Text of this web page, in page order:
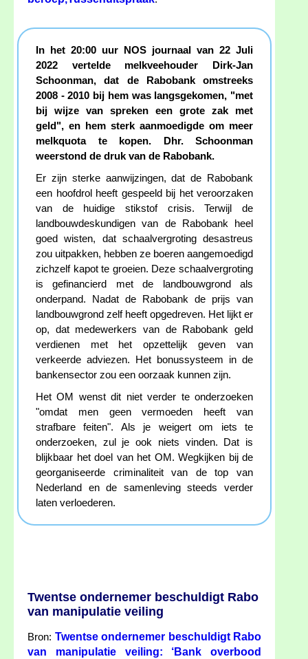
In het 20:00 uur NOS journaal van 22 Juli
2022 vertelde melkveehouder Dirk-Jan
Schoonman, dat de Rabobank omstreeks
2008 - 2010 bij hem was langsgekomen, "met
bij wijze van spreken een grote zak met
geld", en hem sterk aanmoedigde om meer
melkquota te kopen. Dhr. Schoonman
weerstond de druk van de Rabobank.
Er zijn sterke aanwijzingen, dat de Rabobank
een hoofdrol heeft gespeeld bij het veroorzaken
van de huidige stikstof crisis. Terwijl de
landbouwdeskundigen van de Rabobank heel
goed wisten, dat schaalvergroting desastreus
zou uitpakken, hebben ze boeren aangemoedigd
zichzelf kapot te groeien. Deze schaalvergroting
is gefinancierd met de landbouwgrond als
onderpand. Nadat de Rabobank de prijs van
landbouwgrond zelf heeft opgedreven. Het lijkt er
op, dat medewerkers van de Rabobank geld
verdienen met het opzettelijk geven van
verkeerde adviezen. Het bonussysteem in de
bankensector zou een oorzaak kunnen zijn.
Het OM wenst dit niet verder te onderzoeken
"omdat men geen vermoeden heeft van
strafbare feiten". Als je weigert om iets te
onderzoeken, zul je ook niets vinden. Dat is
blijkbaar het doel van het OM. Wegkijken bij de
georganiseerde criminaliteit van de top van
Nederland en de samenleving steeds verder
laten verloederen.
Twentse ondernemer beschuldigt Rabo
van manipulatie veiling
Bron: Twentse ondernemer beschuldigt Rabo
van manipulatie veiling: ‘Bank overbood